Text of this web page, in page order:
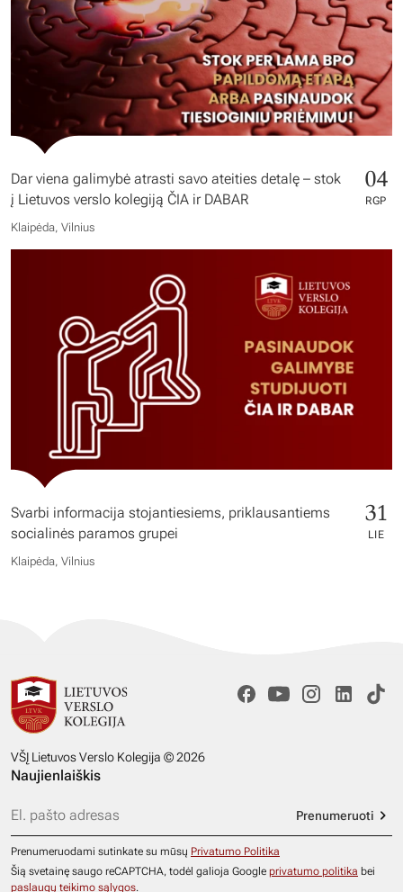
Dar viena galimybė atrasti savo ateities detalę – stok
į Lietuvos verslo kolegiją ČIA ir DABAR
04
RGP
Klaipėda, Vilnius
Svarbi informacija stojantiesiems, priklausantiems
socialinės paramos grupei
31
LIE
Klaipėda, Vilnius
VŠĮ Lietuvos Verslo Kolegija © 2026
Naujienlaiškis
Prenumeruoti
Prenumeruodami sutinkate su mūsų Privatumo Politika
Šią svetainę saugo reCAPTCHA, todėl galioja Google privatumo politika bei
paslaugų teikimo sąlygos.